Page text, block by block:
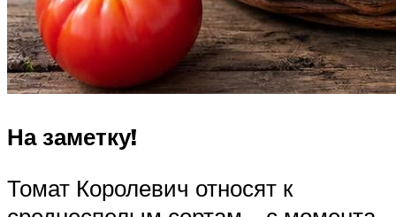
На заметку!
Томат Королевич относят к